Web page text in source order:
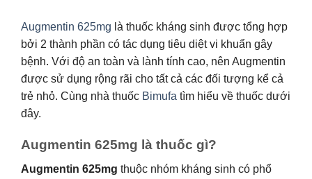
Augmentin 625mg là thuốc kháng sinh được tổng hợp
bởi 2 thành phần có tác dụng tiêu diệt vi khuẩn gây
bệnh. Với độ an toàn và lành tính cao, nên Augmentin
được sử dụng rộng rãi cho tất cả các đối tượng kể cả
trẻ nhỏ. Cùng nhà thuốc Bimufa tìm hiểu về thuốc dưới
đây.
Augmentin 625mg là thuốc gì?
Augmentin 625mg thuộc nhóm kháng sinh có phổ